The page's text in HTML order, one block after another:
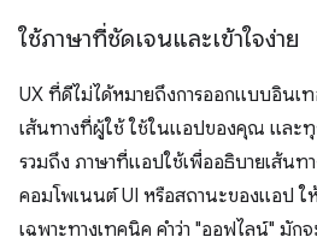
ใช้ภาษาที่ชัดเจนและเข้าใจง่าย
UX ที่ดีไม่ได้หมายถึงการออกแบบอินเ
เส้นทางที่ผู้ใช้ ใช้ในแอปของคุณ และทุ
รวมถึง ภาษาที่แอปใช้เพื่ออธิบายเส้นท
คอมโพเนนต์ UI หรือสถานะของแอป ใ
เฉพาะทางเทคนิค คำว่า "ออฟไลน์" มั